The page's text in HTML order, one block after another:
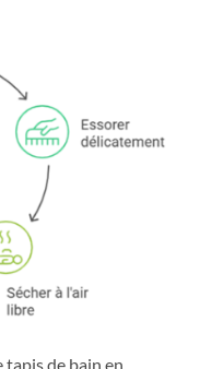
de bain en